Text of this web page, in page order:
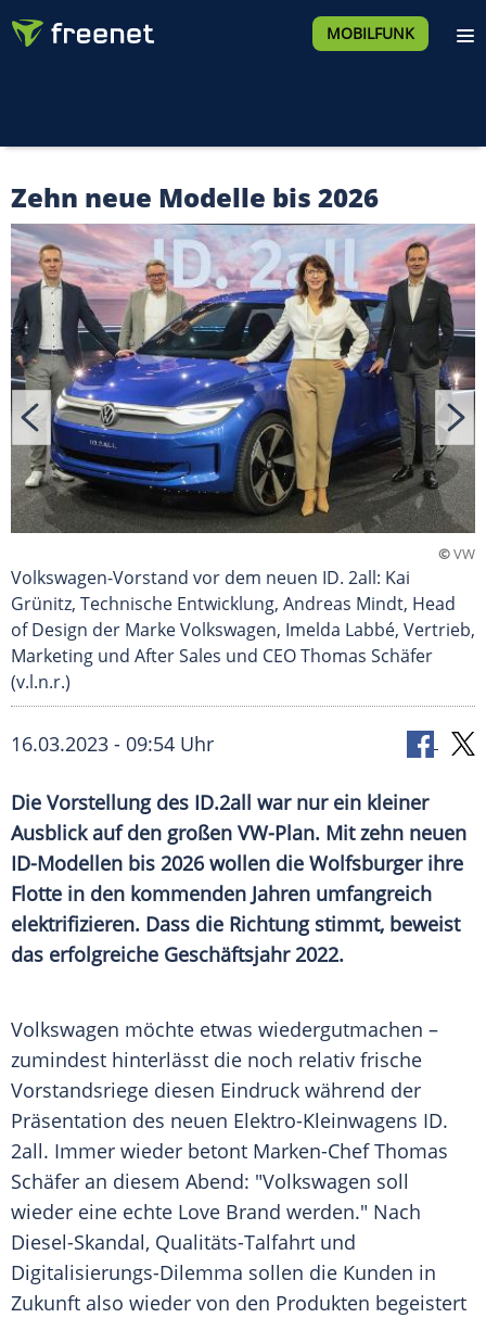
MOBILFUNK
Zehn neue Modelle bis 2026
©VW
Volkswagen-Vorstand vor dem neuen ID. 2all: Kai
Grünitz, Technische Entwicklung, Andreas Mindt, Head
of Design der Marke Volkswagen, Imelda Labbé, Vertrieb,
Marketing und After Sales und CEO Thomas Schäfer
(v.l.n.r.)
16.03.2023 - 09:54 Uhr
Die Vorstellung des ID.2all war nur ein kleiner
Ausblick auf den großen VW-Plan. Mit zehn neuen
ID-Modellen bis 2026 wollen die Wolfsburger ihre
Flotte in den kommenden Jahren umfangreich
elektrifizieren. Dass die Richtung stimmt, beweist
das erfolgreiche Geschäftsjahr 2022.
Volkswagen möchte etwas wiedergutmachen –
zumindest hinterlässt die noch relativ frische
Vorstandsriege diesen Eindruck während der
Präsentation des neuen Elektro-Kleinwagens ID.
2all. Immer wieder betont Marken-ChefThomas
Schäfer an diesem Abend: "Volkswagen soll
wieder eine echte Love Brand werden." Nach
Diesel-Skandal, Qualitäts-Talfahrt und
Digitalisierungs-Dilemma sollen die Kunden in
Zukunft also wieder von den Produkten begeistert